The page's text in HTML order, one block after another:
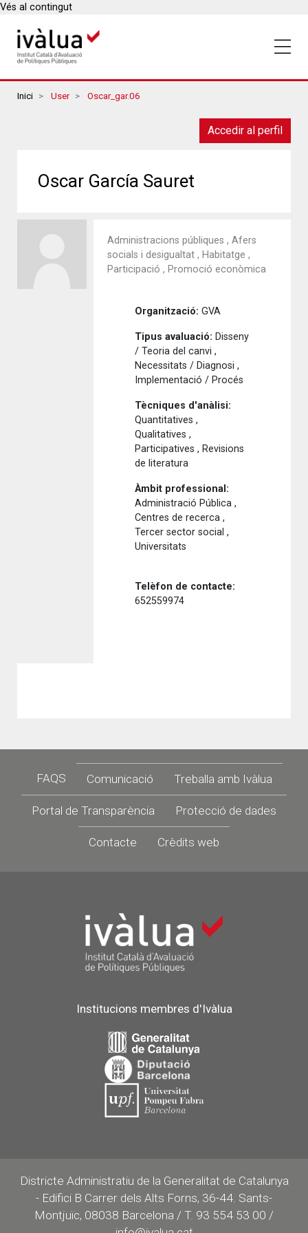
Vés al contingut
Breadcrumbs
Inici User Oscar_gar.06
Accedir al perfil
Oscar García Sauret
Administracions públiques , Afers
socials i desigualtat , Habitatge ,
Participació , Promoció econòmica
Organització: GVA
Tipus avaluació: Disseny
/ Teoria del canvi ,
Necessitats / Diagnosi ,
Implementació / Procés
Tècniques d'anàlisi:
Quantitatives ,
Qualitatives ,
Participatives , Revisions
de literatura
Àmbit professional:
Administració Pública ,
Centres de recerca ,
Tercer sector social ,
Universitats
Telèfon de contacte:
652559974
Footer
FAQS Comunicació Treballa amb Ivàlua
Portal de Transparència Protecció de dades
Contacte Crèdits web
Institucions membres d'Ivàlua
Districte Administratiu de la Generalitat de Catalunya
- Edifici B Carrer dels Alts Forns, 36-44. Sants-
Montjuïc, 08038 Barcelona / T. 93 554 53 00 /